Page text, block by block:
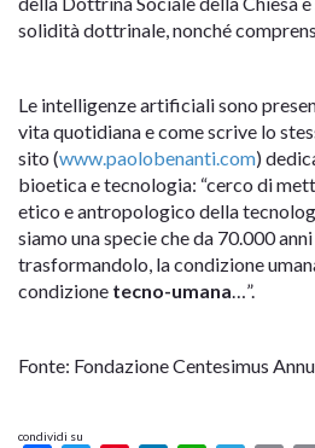
solidità dottrinale, nonché
Le intelligenze artificiali sono
vita quotidiana e come scrive lo
sito (www.paolobenanti.com)
bioetica e tecnologia: “cerco di
etico e antropologico della
siamo una specie che da 70.000
trasformandolo, la condizione
condizione tecno-umana…”.
Fonte: Fondazione Centesimus
condividi su